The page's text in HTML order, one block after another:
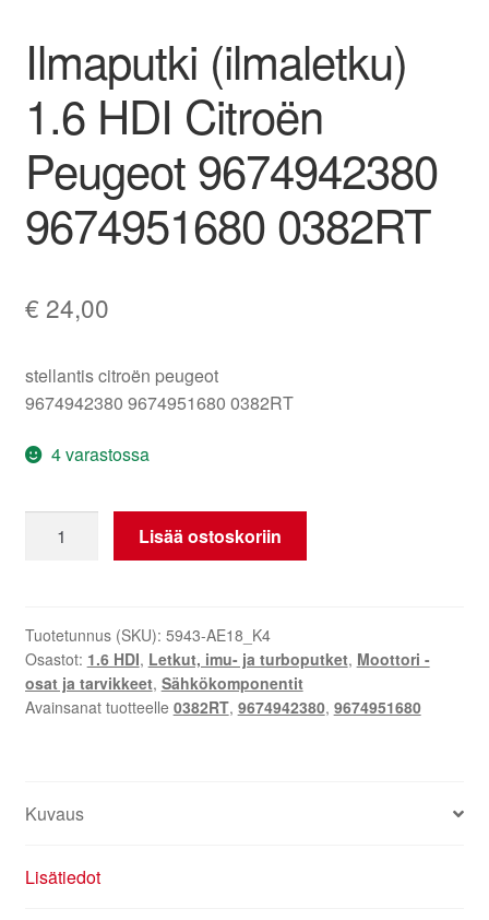
Valitukset
Ilmaputki (ilmaletku)
1.6 HDI Citroën
Peugeot 9674942380
9674951680 0382RT
€ 24,00
stellantis citroën peugeot
9674942380 9674951680 0382RT
4 varastossa
(ilmaletku)
Citroën
Peugeot
9674942380
9674951680
Lisää ostoskoriin
Tuotetunnus (SKU): 5943-AE18_K4
Osastot: 1.6 HDI, Letkut, imu- ja turboputket, Moottori -
osat ja tarvikkeet, Sähkökomponentit
Avainsanat tuotteelle 0382RT, 9674942380, 9674951680
Kuvaus
Lisätiedot